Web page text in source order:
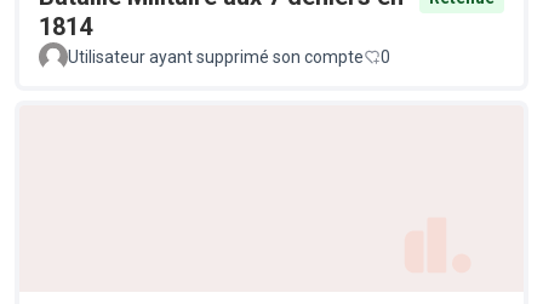
1814
Utilisateur ayant supprimé son compte 0